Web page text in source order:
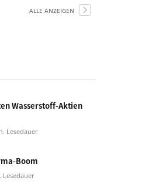
ALLE ANZEIGEN
Wasserstoff-Aktien
Lesedauer
Boom
Lesedauer